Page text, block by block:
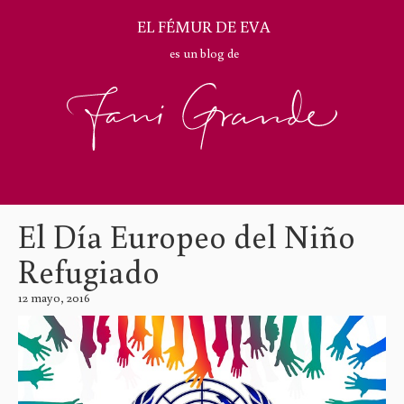
EL FÉMUR DE EVA
es un blog de
El Día Europeo del Niño
Refugiado
12 mayo, 2016